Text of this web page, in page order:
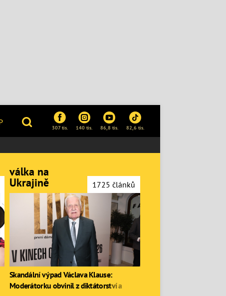
307 tis. 140 tis. 86,8 tis. 82,6 tis.
válka na
Ukrajině 1725 článků
Skandální výpad Václava Klause:
Moderátorku obvinil z diktátorství a